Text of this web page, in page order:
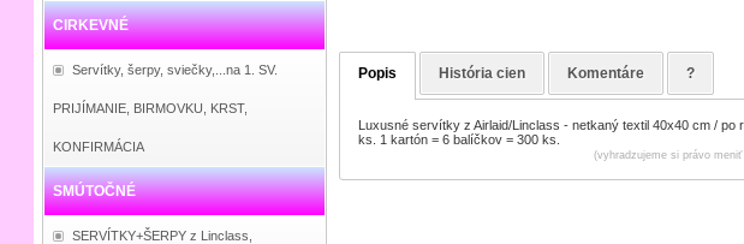
CIRKEVNÉ
Servítky, šerpy, sviečky,...na 1. SV.
PRIJÍMANIE, BIRMOVKU, KRST,
KONFIRMÁCIA
SMÚTOČNÉ
SERVÍTKY+ŠERPY z Linclass,
Popis História cien Komentáre ?
Luxusné servítky z Airlaid/Linclass - netkaný textil 40x40 cm /
ks. 1 kartón = 6 balíčkov = 300 ks.
(vyhradzujeme si právo